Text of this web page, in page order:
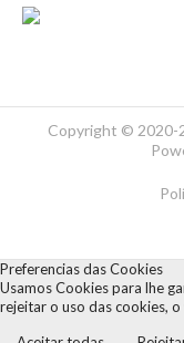
Copyright © 2020-
Preferencias das Cookies
Usamos Cookies para lhe
rejeitar o uso das cookies,